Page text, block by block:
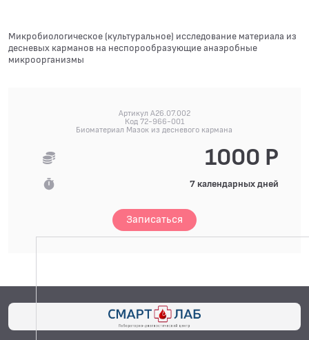
Микробиологическое (культуральное) исследование материала из
десневых карманов на неспорообразующие анаэробные
микроорганизмы
Артикул A26.07.002
Код 72-966-001
Биоматериал Мазок из десневого кармана
1000 Р
7 календарных дней
Записаться